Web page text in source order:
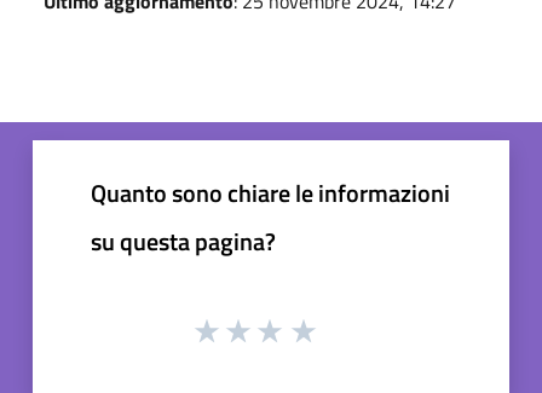
Quanto sono chiare le informazioni
su questa pagina?